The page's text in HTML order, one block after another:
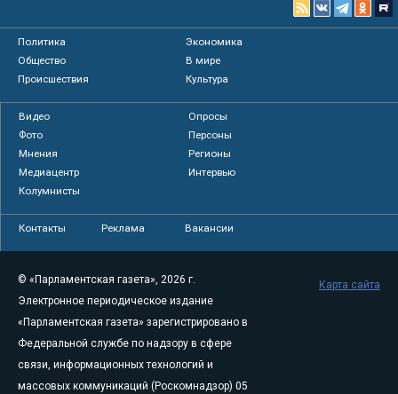
Политика
Экономика
Общество
В мире
Происшествия
Культура
Видео
Опросы
Фото
Персоны
Мнения
Регионы
Медиацентр
Интервью
Колумнисты
Контакты Реклама Вакансии
© «Парламентская газета», 2026 г.
Электронное периодическое издание
«Парламентская газета» зарегистрировано в
Федеральной службе по надзору в сфере
связи, информационных технологий и
массовых коммуникаций (Роскомнадзор) 05
Карта сайта